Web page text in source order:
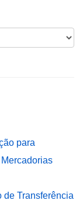
para
de Transferência